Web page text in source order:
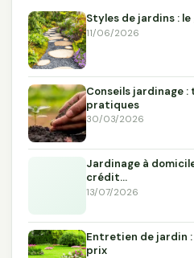
Styles de jardins :
11/06/2026
Conseils jardinage
pratiques
30/03/2026
Jardinage à
crédit…
13/07/2026
Entretien de jardin
prix